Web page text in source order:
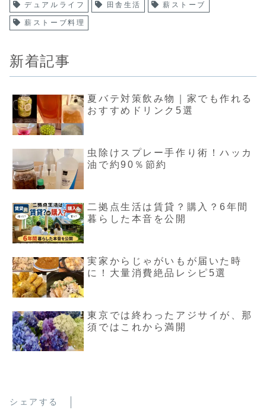
デュアルライフ 田舎生活 薪ストーブ
薪ストーブ料理
新着記事
夏バテ対策飲み物｜家でも作れる
おすすめドリンク5選
虫除けスプレー手作り術！ハッカ
油で約90％節約
二拠点生活は賃貸？購入？6年間
暮らした本音を公開
実家からじゃがいもが届いた時
に！大量消費絶品レシピ5選
東京では終わったアジサイが、那
須ではこれから満開
シェアする